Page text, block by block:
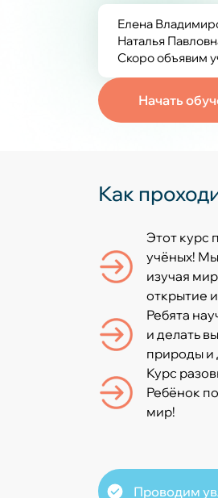
Начать
Елена
Наталья
Скоро объявим
Как
Этот курс
учёных! Мы
изучая
открытие
Ребята
и делать
природы и
Курс
Ребёнок
мир!
Проводим